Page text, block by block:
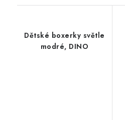
Dětské boxerky světle
modré, DINO